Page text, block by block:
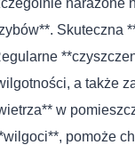
narażone
Skuteczna
a także
w
pomoże